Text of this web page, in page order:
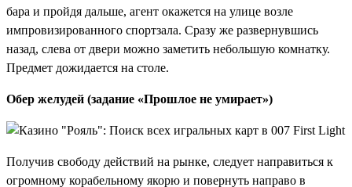
бара и пройдя дальше, агент окажется на улице возле
импровизированного спортзала. Сразу же развернувшись
назад, слева от двери можно заметить небольшую комнатку.
Предмет дожидается на столе.
Обер желудей (задание «Прошлое не умирает»)
Получив свободу действий на рынке, следует направиться к
огромному корабельному якорю и повернуть направо в